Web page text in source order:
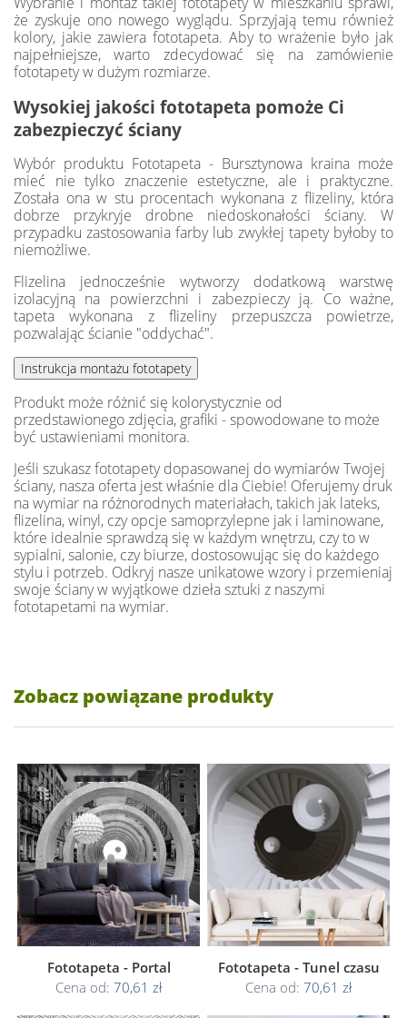
że zyskuje ono nowego wyglądu. Sprzyjają temu również
kolory, jakie zawiera fototapeta. Aby to wrażenie było jak
najpełniejsze, warto zdecydować się na zamówienie
fototapety w dużym rozmiarze.
Wysokiej jakości fototapeta pomoże Ci
zabezpieczyć ściany
Wybór produktu Fototapeta - Bursztynowa kraina może
mieć nie tylko znaczenie estetyczne, ale i praktyczne.
Została ona w stu procentach wykonana z flizeliny, która
dobrze przykryje drobne niedoskonałości ściany. W
przypadku zastosowania farby lub zwykłej tapety byłoby to
niemożliwe.
Flizelina jednocześnie wytworzy dodatkową warstwę
izolacyjną na powierzchni i zabezpieczy ją. Co ważne,
tapeta wykonana z flizeliny przepuszcza powietrze,
pozwalając ścianie "oddychać".
Produkt może różnić się kolorystycznie od
przedstawionego zdjęcia, grafiki - spowodowane to może
być ustawieniami monitora.
Jeśli szukasz fototapety dopasowanej do wymiarów Twojej
ściany, nasza oferta jest właśnie dla Ciebie! Oferujemy druk
na wymiar na różnorodnych materiałach, takich jak lateks,
flizelina, winyl, czy opcje samoprzylepne jak i laminowane,
które idealnie sprawdzą się w każdym wnętrzu, czy to w
sypialni, salonie, czy biurze, dostosowując się do każdego
stylu i potrzeb. Odkryj nasze unikatowe wzory i przemieniaj
swoje ściany w wyjątkowe dzieła sztuki z naszymi
fototapetami na wymiar.
Zobacz powiązane produkty
Fototapeta - Portal
Cena od: 70,61 zł
Fototapeta - Tunel czasu
Cena od: 70,61 zł